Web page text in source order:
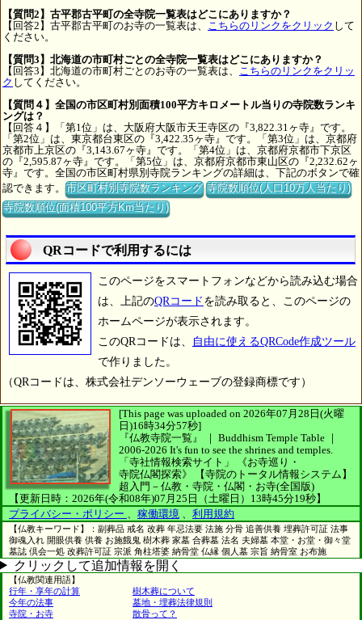
【質問2】古平郡古平町の全寺院一覧表はどこにありますか？
【回答2】古平郡古平町のお寺の一覧表は、
こちらのリンクをクリック して
ください。
【質問3】北海道の市町村ごとの全寺院一覧表はどこにありますか？
【回答3】北海道の市町村ごとのお寺の一覧表は、
こちらのリンクをクリッ
ク してください。
【質問４】全国の市区町村別面積100平方キロメートル当りの寺院数ランキ
ングは？
【回答４】「第1位」は、大阪府大阪市天王寺区の『3,822.31ヶ寺』です。
「第2位」は、東京都台東区の『3,422.35ヶ寺』です。「第3位」は、京都府
京都市上京区の『3,143.67ヶ寺』です。「第4位」は、京都府京都市下京区
の『2,595.87ヶ寺』です。「第5位」は、京都府京都市東山区の『2,232.62ヶ
寺』です。全国の市区町村県別寺院ランキングの詳細は、下記のボタンで確
認できます。市区町村別寺院数ランキング 寺院数順位(人口10万人当たり)
寺院数順位(面積100平方Km当たり)
QRコードで利用するには
このページをスマートフォンなどから読み込む場合
は、上記のQRコード を読み取ると、このページの
ホームページが表示されます。
このQRコードは、
自由に使えるQRCode作成ツール
で作りました。
（QRコードは、株式会社デンソーウェーブの登録商標です）
[This page was uploaded on 2026年07月28日(火曜
日)16時34分57秒]
『仏教寺院一覧』 ｜ Buddhism Temple Table ｜
2006-2026 It's fun to see the shrines and temples.
「寺社情報検索サイト」
《お寺巡り・
寺院仏閣探索》
【寺院のトータル情報システム】
超入門－仏教・寺院・仏閣・お寺(全国版)
【更新日時：2026年(令和08年)07月25日（土曜日）13時45分19秒】
プライバシー・ポリシー
稼働環境 利用規約
【仏教キーワード】：副葬品 戒名 改葬 年忌法要 法施 分骨 追善供養 埋葬許可証 法事
御魂入れ 開眼供養 供養 お施餓鬼 樹木葬 家墓 合葬墓 法名 夫婦墓 本堂・お堂・御々堂
墓誌 倶会一処 改葬許可証 宗派 角柱塔婆 納骨堂 仏縁 個人墓 宗旨 納骨室 お布施
クリックして追加情報を開く
【仏教関連用語】
行年・享年の計算
樹木葬について
今年の法事
墓地・埋葬法律規則
寺院・お寺
散骨って？